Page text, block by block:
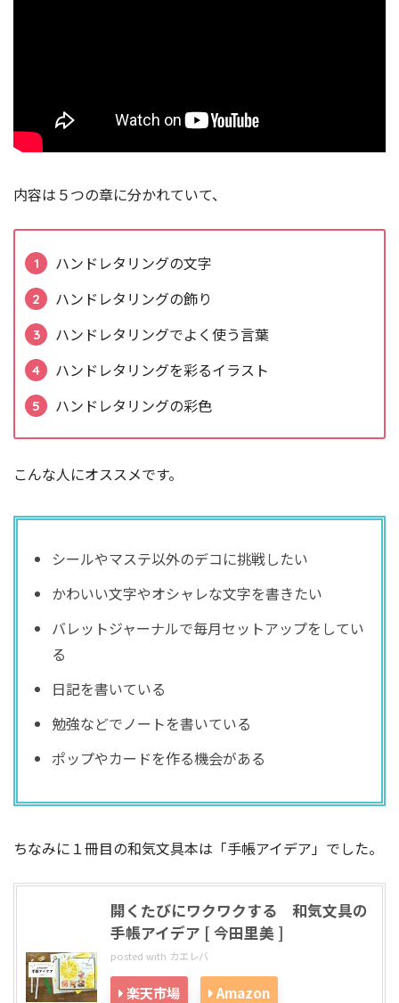
内容は５つの章に分かれていて、
ハンドレタリングの文字
ハンドレタリングの飾り
ハンドレタリングでよく使う言葉
ハンドレタリングを彩るイラスト
ハンドレタリングの彩色
こんな人にオススメです。
シールやマステ以外のデコに挑戦したい
かわいい文字やオシャレな文字を書きたい
バレットジャーナルで毎月セットアップをしてい
る
日記を書いている
勉強などでノートを書いている
ポップやカードを作る機会がある
ちなみに１冊目の和気文具本は「手帳アイデア」でした。
開くたびにワクワクする 和気文具の
手帳アイデア [ 今田里美 ]
posted with カエレバ
楽天市場 Amazon